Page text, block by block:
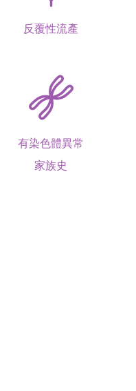
反覆性流產
有染色體異常
家族史